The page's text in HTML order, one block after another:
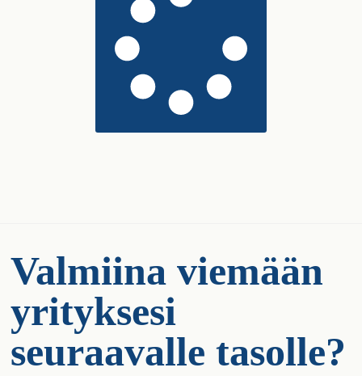
Valmiina viemään
yrityksesi
seuraavalle tasolle?